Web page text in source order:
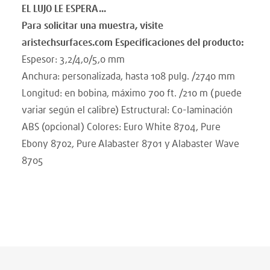
EL LUJO LE ESPERA...
Para solicitar una muestra, visite
aristechsurfaces.com Especificaciones del producto:
Espesor: 3,2/4,0/5,0 mm
Anchura: personalizada, hasta 108 pulg. /2740 mm
Longitud: en bobina, máximo 700 ft. /210 m (puede
variar según el calibre) Estructural: Co-laminación
ABS (opcional) Colores: Euro White 8704, Pure
Ebony 8702, Pure Alabaster 8701 y Alabaster Wave
8705